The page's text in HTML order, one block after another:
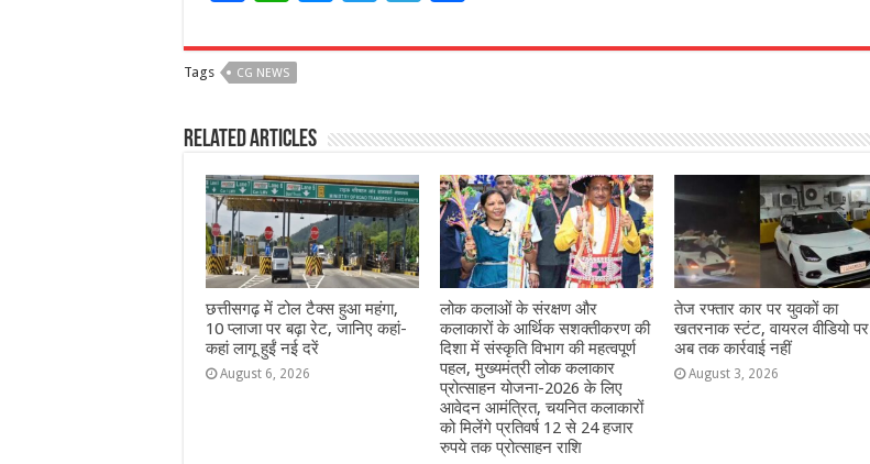
c
e
b
o
o
k
at
s
A
p
p
ss
n
g
e
r
itt
r
e
ra
m
ar
Tags CG NEWS
Related Articles
छत्तीसगढ़ में टोल टैक्स हुआ महंगा,
10 प्लाजा पर बढ़ा रेट, जानिए कहां-
कहां लागू हुईं नई दरें
August 6, 2026
लोक कलाओं के संरक्षण और
कलाकारों के आर्थिक सशक्तीकरण की
दिशा में संस्कृति विभाग की महत्वपूर्ण
पहल, मुख्यमंत्री लोक कलाकार
प्रोत्साहन योजना-2026 के लिए
आवेदन आमंत्रित, चयनित कलाकारों
को मिलेंगे प्रतिवर्ष 12 से 24 हजार
रुपये तक प्रोत्साहन राशि
तेज रफ्तार कार पर युवकों का
खतरनाक स्टंट, वायरल वीडियो पर
अब तक कार्रवाई नहीं
August 3, 2026